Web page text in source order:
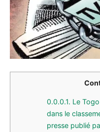
0.0.0.1. Le
dans le
presse publié